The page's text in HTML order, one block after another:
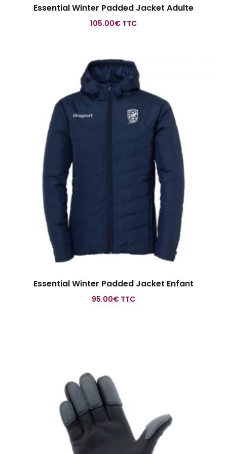
Essential Winter Padded Jacket Adulte
105.00€ TTC
Essential Winter Padded Jacket Enfant
95.00€ TTC